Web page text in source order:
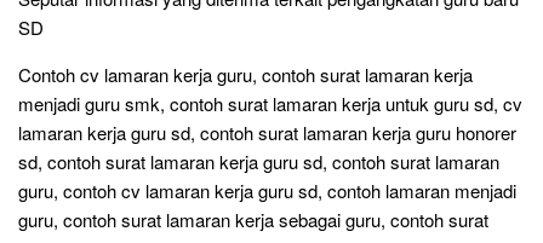
SD
Contoh cv lamaran kerja guru, contoh surat lamaran kerja
menjadi guru smk, contoh surat lamaran kerja untuk guru sd, cv
lamaran kerja guru sd, contoh surat lamaran kerja guru honorer
sd, contoh surat lamaran kerja guru sd, contoh surat lamaran
guru, contoh cv lamaran kerja guru sd, contoh lamaran menjadi
guru, contoh surat lamaran kerja sebagai guru, contoh surat